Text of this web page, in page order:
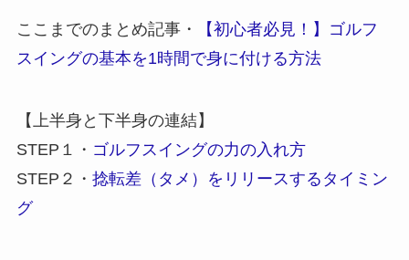
ここまでのまとめ記事・
【初心者必見！】ゴルフ
スイングの基本を1時間で身に付ける方法
【上半身と下半身の連結】
STEP１・ ゴルフスイングの力の入れ方
STEP２・ 捻転差（タメ）をリリースするタイミン
グ